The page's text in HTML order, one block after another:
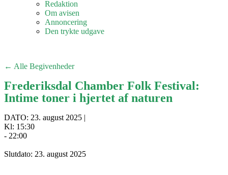
Redaktion
Om avisen
Annoncering
Den trykte udgave
← Alle Begivenheder
Frederiksdal Chamber Folk Festival:
Intime toner i hjertet af naturen
DATO: 23. august 2025 |
Kl: 15:30
- 22:00
Slutdato: 23. august 2025